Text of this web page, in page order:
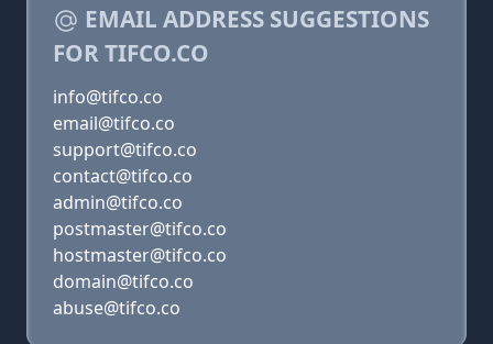
EMAIL ADDRESS SUGGESTIONS
FOR TIFCO.CO
info@tifco.co
email@tifco.co
support@tifco.co
contact@tifco.co
admin@tifco.co
postmaster@tifco.co
hostmaster@tifco.co
domain@tifco.co
abuse@tifco.co